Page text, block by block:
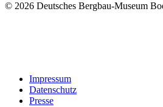
© 2026 Deutsches Bergbau-Museum
Impressum
Datenschutz
Presse